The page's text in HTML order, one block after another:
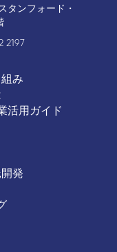
タンフォード・
2197
み
活用ガイド
発